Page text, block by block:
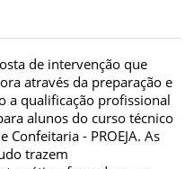
de intervenção que
através da preparação e
a qualificação profissional
alunos do curso técnico
Confeitaria - PROEJA. As
trazem